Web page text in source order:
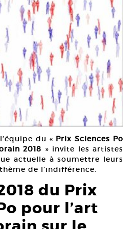
du « Prix Sciences Po
2018 » invite les artistes
actuelle à soumettre leurs
de l’indifférence.
du Prix
pour l’art